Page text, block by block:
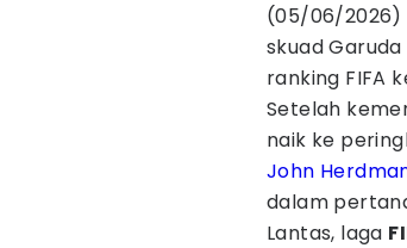
(05/06/2026)
skuad
ranking FIFA
Setelah
naik ke
John
dalam
Lantas, laga